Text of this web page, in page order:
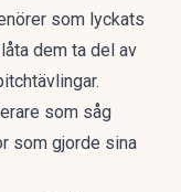
som lyckats
dem ta del av
som såg
som gjorde sina